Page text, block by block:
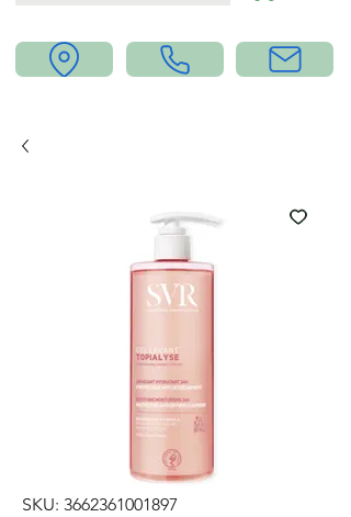
SKU: 3662361001897